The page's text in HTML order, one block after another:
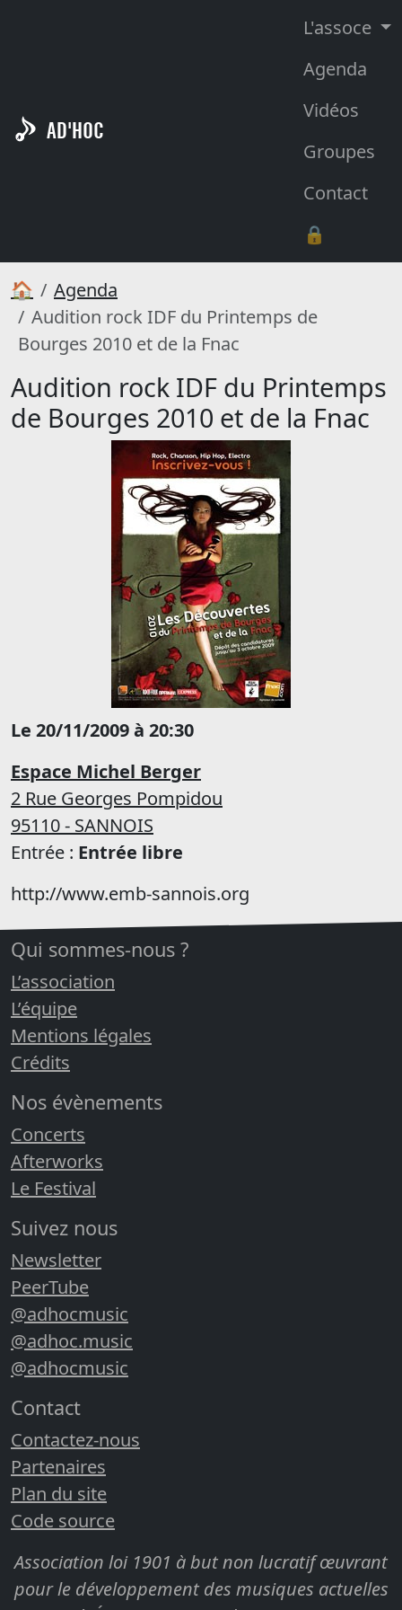
AD'HOC
L'assoce
Agenda
Vidéos
Groupes
Contact
🔒
🏠
Agenda
Audition rock IDF du Printemps de
Bourges 2010 et de la Fnac
Audition rock IDF du Printemps
de Bourges 2010 et de la Fnac
Le 20/11/2009 à 20:30
Espace Michel Berger
2 Rue Georges Pompidou
95110 - SANNOIS
Entrée : Entrée libre
http://www.emb-sannois.org
Qui sommes-nous ?
L’association
L’équipe
Mentions légales
Crédits
Nos évènements
Concerts
Afterworks
Le Festival
Suivez nous
Newsletter
PeerTube
@adhocmusic
@adhoc.music
@adhocmusic
Contact
Contactez-nous
Partenaires
Plan du site
Code source
Association loi 1901 à but non lucratif œuvrant
pour le développement des musiques actuelles